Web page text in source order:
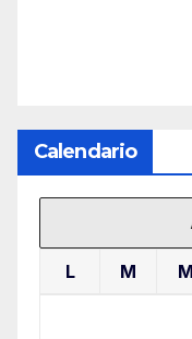
Calendario
L M M